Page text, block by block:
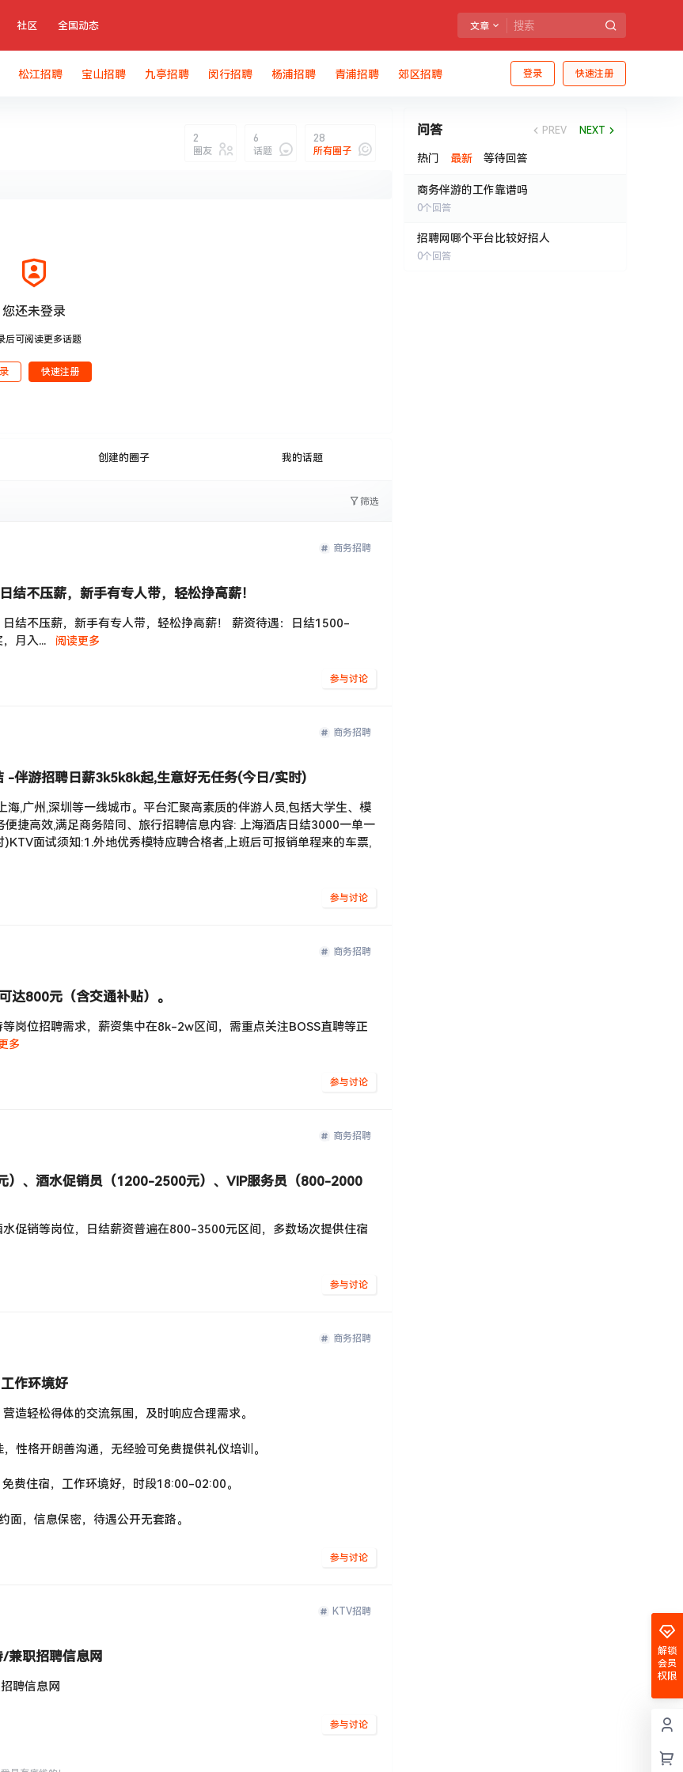
社区 全国动态 文章
登录 快速注册
松江招聘 宝山招聘 九亭招聘 闵行招聘 杨浦招聘 青浦招聘 郊区招聘
2
圈友
6
话题
28
所有圈子
您还未登录
后可阅读更多话题
快速注册
创建的圈子 我的话题
筛选
商务招聘
结不压薪，新手有专人带，轻松挣高薪！
结不压薪，新手有专人带，轻松挣高薪！ 薪资待遇：日结1500-
月入...
阅读更多
参与讨论
商务招聘
-伴游招聘日薪3k5k8k起,生意好无任务(今日/实时)
,广州,深圳等一线城市。平台汇聚高素质的伴游人员,包括大学生、模
捷高效,满足商务陪同、旅行招聘信息内容: 上海酒店日结3000一单一
面试须知:1.外地优秀模特应聘合格者,上班后可报销单程来的车票,
参与讨论
商务招聘
达800元（含交通补贴）。‌‌
岗位招聘需求，薪资集中在8k-2w区间，需重点关注BOSS直聘等正
多
参与讨论
商务招聘
、‌酒水促销员（1200-2500元）、‌VIP服务员（800-2000
促销等岗位，日结薪资普遍在800-3500元区间，多数场次提供住宿
参与讨论
商务招聘
作环境好
造轻松得体的交流氛围，及时响应合理需求。
性格开朗善沟通，无经验可免费提供礼仪培训。
费住宿，工作环境好，时段18:00-02:00。
，信息保密，待遇公开无套路。
参与讨论
KTV招聘
兼职招聘信息网
聘信息网
参与讨论
问答 PREV NEXT
热门 最新 等待回答
商务伴游的工作靠谱吗
0个回答
招聘网哪个平台比较好招人
0个回答
解锁
会员
权限